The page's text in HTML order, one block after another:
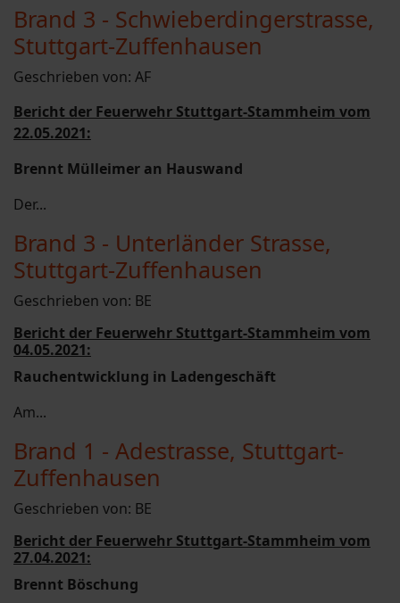
Brand 3 - Schwieberdingerstrasse,
Stuttgart-Zuffenhausen
Geschrieben von: AF
Bericht der Feuerwehr Stuttgart-Stammheim vom
22.05.2021:
Brennt Mülleimer an Hauswand
Der...
Brand 3 - Unterländer Strasse,
Stuttgart-Zuffenhausen
Geschrieben von: BE
Bericht der Feuerwehr Stuttgart-Stammheim vom
04.05.2021:
Rauchentwicklung in Ladengeschäft
Am...
Brand 1 - Adestrasse, Stuttgart-
Zuffenhausen
Geschrieben von: BE
Bericht der Feuerwehr Stuttgart-Stammheim vom
27.04.2021:
Brennt Böschung